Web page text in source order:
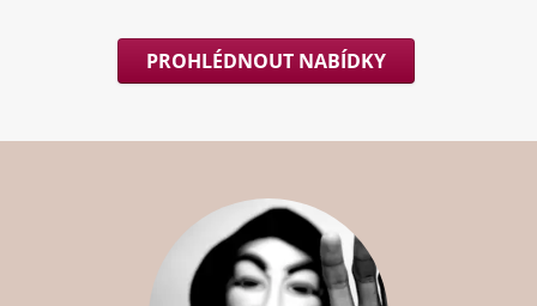
PROHLÉDNOUT NABÍDKY